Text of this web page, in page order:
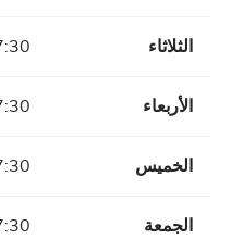
الثلاثاء - 14:30
الأربعاء - 19:00
الخميس - 14:30
الجمعة - 19:00